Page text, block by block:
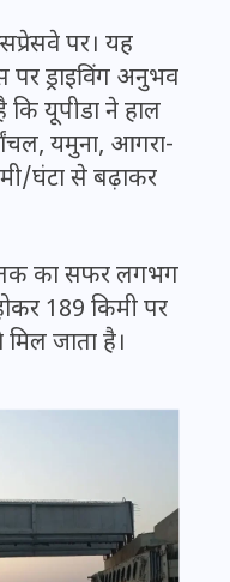
पर। यह
ड्राइविंग अनुभव
यूपीडा ने हाल
यमुना, आगरा-
घंटा से बढ़ाकर
तक का सफर लगभग
189 किमी पर
जाता है।